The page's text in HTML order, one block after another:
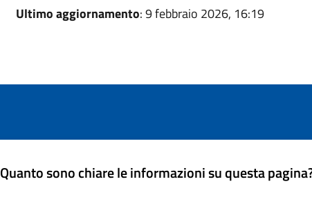
Ultimo aggiornamento: 9 febbraio 2026, 16:19
Quanto sono chiare le informazioni su questa